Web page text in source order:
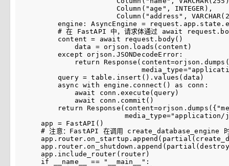
                  Column("age", INTEGER),
Column("address",
engine: AsyncEngine =
# 在 FastAPI 中，请求体通过 await
    content = await request.body()
        data = orjson.loads(content)
    except orjson.JSONDecodeError:
return
    query = table.insert().values(data)
    async with engine.connect() as conn:
        await conn.execute(query)
        await conn.commit()
return
media_type="application/
app = FastAPI()
# 注意：FastAPI 在调用 create_database_engine 时
app.include_router(router)
if __name__ == "__main__":